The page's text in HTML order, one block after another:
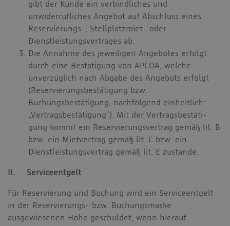
gibt der Kunde ein verbindliches und
unwiderrufliches Angebot auf Abschluss eines
Reservierungs-, Stellplatzmiet- oder
Dienstleistungsvertrages ab.
Die Annahme des jeweiligen Angebotes erfolgt
durch eine Bestätigung von APCOA, welche
unverzüglich nach Abgabe des Angebots erfolgt
(Reservierungsbestätigung bzw.
Buchungsbestätigung, nachfolgend einheitlich:
„Vertragsbestätigung“). Mit der Vertragsbestäti-
gung kommt ein Reservierungsvertrag gemäß lit. B
bzw. ein Mietvertrag gemäß lit. C bzw. ein
Dienstleistungsvertrag gemäß lit. E zustande.
II. Serviceentgelt
Für Reservierung und Buchung wird ein Serviceentgelt
in der Reservierungs- bzw. Buchungsmaske
ausgewiesenen Höhe geschuldet, wenn hierauf